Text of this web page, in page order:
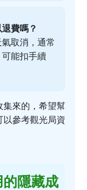
費嗎？
取消，通常
能扣手續
集來的，希望幫
以參考觀光局資
隱藏成